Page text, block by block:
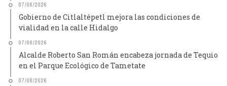
07/08/2026
Gobierno de Citlaltépetl mejora las condiciones de
vialidad en la calle Hidalgo
07/08/2026
Alcalde Roberto San Román encabeza jornada de Tequio
en el Parque Ecológico de Tametate
07/08/2026